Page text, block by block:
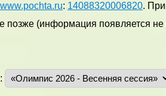
www.pochta.ru: 14088320006820.
позже (информация появляется не